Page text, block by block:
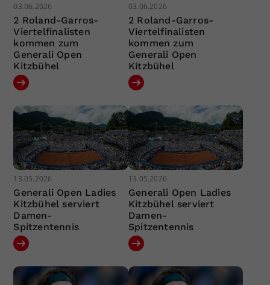
03.06.2026
2 Roland-Garros-
Viertelfinalisten
kommen zum
Generali Open
Kitzbühel
03.06.2026
2 Roland-Garros-
Viertelfinalisten
kommen zum
Generali Open
Kitzbühel
13.05.2026
Generali Open Ladies
Kitzbühel serviert
Damen-
Spitzentennis
13.05.2026
Generali Open Ladies
Kitzbühel serviert
Damen-
Spitzentennis